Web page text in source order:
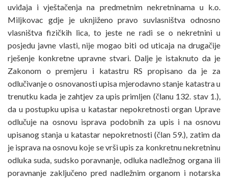
uviđaja i vještačenja na predmetnim nekretninama u k.o.
Miljkovac gdje je uknjiženo pravo suvlasništva odnosno
vlasništva fizičkih lica, to jeste ne radi se o nekretnini u
posjedu javne vlasti, nije mogao biti od uticaja na drugačije
rješenje konkretne upravne stvari. Dalje je istaknuto da je
Zakonom o premjeru i katastru RS propisano da je za
odlučivanje o osnovanosti upisa mjerodavno stanje katastra u
trenutku kada je zahtjev za upis primljen (članu 132. stav 1.),
da u postupku upisa u katastar nepokretnosti organ Uprave
odlučuje na osnovu isprava podobnih za upis i na osnovu
upisanog stanja u katastar nepokretnosti (član 59.), zatim da
je isprava na osnovu koje se vrši upis za konkretnu nekretninu
odluka suda, sudsko poravnanje, odluka nadležnog organa ili
poravnanje zaključeno pred nadležnim organom i notarska